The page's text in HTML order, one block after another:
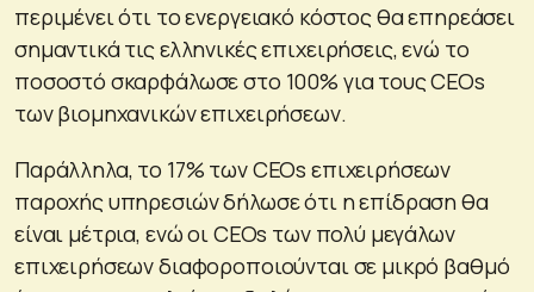
περιμένει ότι το ενεργειακό κόστος θα επηρεάσει
σημαντικά τις ελληνικές επιχειρήσεις, ενώ το
ποσοστό σκαρφάλωσε στο 100% για τους CEOs
των βιομηχανικών επιχειρήσεων.
Παράλληλα, το 17% των CEOs επιχειρήσεων
παροχής υπηρεσιών δήλωσε ότι η επίδραση θα
είναι μέτρια, ενώ οι CEOs των πολύ μεγάλων
επιχειρήσεων διαφοροποιούνται σε μικρό βαθμό